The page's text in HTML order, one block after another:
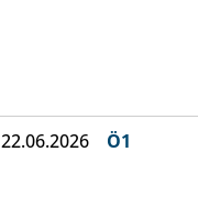
22.06.2026 Ö1